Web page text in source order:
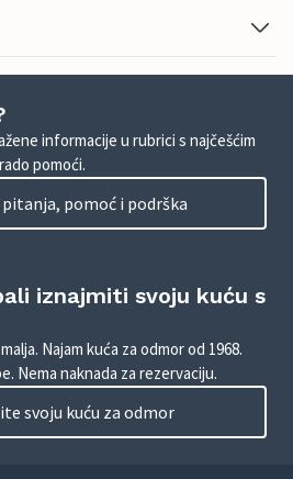
informacije u rubrici s najčešćim
pomoći.
pitanja, pomoć i podrška
iznajmiti svoju kuću s
Najam kuća za odmor od 1968.
Nema naknada za rezervaciju.
svoju kuću za odmor